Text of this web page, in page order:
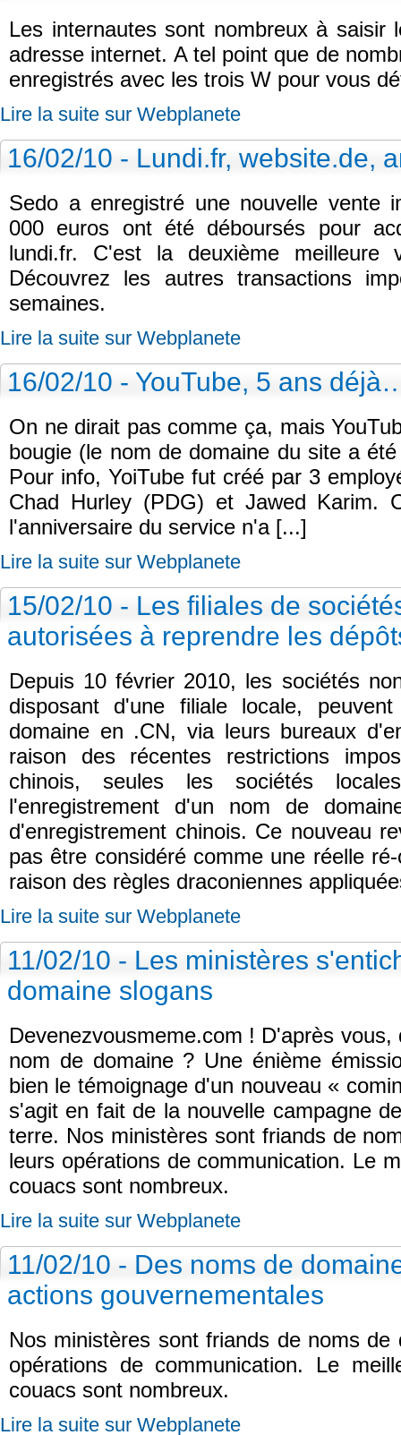
Les internautes sont nombreux à saisir
adresse internet. A tel point que de
enregistrés avec les trois W pour vous
Lire la suite sur Webplanete
16/02/10 - Lundi.fr, website.de,
Sedo a enregistré une nouvelle vente
000 euros ont été déboursés pour
lundi.fr. C'est la deuxième
Découvrez les autres transactions
semaines.
Lire la suite sur Webplanete
16/02/10 - YouTube, 5 ans
On ne dirait pas comme ça, mais
bougie (le nom de domaine du site a
Pour info, YoiTube fut créé par 3
Chad Hurley (PDG) et Jawed Karim.
l'anniversaire du service n'a [...]
Lire la suite sur Webplanete
15/02/10 - Les filiales de
autorisées à reprendre les
Depuis 10 février 2010, les sociétés
disposant d'une filiale locale,
domaine en .CN, via leurs bureaux
raison des récentes restrictions
chinois, seules les sociétés
l'enregistrement d'un nom de
d'enregistrement chinois. Ce nouveau
pas être considéré comme une réelle
raison des règles draconiennes
Lire la suite sur Webplanete
11/02/10 - Les ministères
domaine slogans
Devenezvousmeme.com ! D'après
nom de domaine ? Une énième
bien le témoignage d'un nouveau «
s'agit en fait de la nouvelle campagne
terre. Nos ministères sont friands de
leurs opérations de communication. Le
couacs sont nombreux.
Lire la suite sur Webplanete
11/02/10 - Des noms de
actions gouvernementales
Nos ministères sont friands de noms de
opérations de communication. Le
couacs sont nombreux.
Lire la suite sur Webplanete